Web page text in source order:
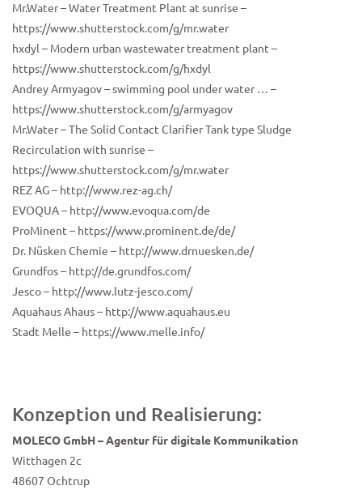
Mr.Water – Water Treatment Plant at sunrise –
https://www.shutterstock.com/g/mr.water
hxdyl – Modern urban wastewater treatment plant –
https://www.shutterstock.com/g/hxdyl
Andrey Armyagov – swimming pool under water … –
https://www.shutterstock.com/g/armyagov
Mr.Water – The Solid Contact Clarifier Tank type Sludge
Recirculation with sunrise –
https://www.shutterstock.com/g/mr.water
REZ AG – http://www.rez-ag.ch/
EVOQUA – http://www.evoqua.com/de
ProMinent – https://www.prominent.de/de/
Dr. Nüsken Chemie – http://www.drnuesken.de/
Grundfos – http://de.grundfos.com/
Jesco – http://www.lutz-jesco.com/
Aquahaus Ahaus – http://www.aquahaus.eu
Stadt Melle – https://www.melle.info/
Konzeption und Realisierung:
MOLECO GmbH – Agentur für digitale Kommunikation
Witthagen 2c
48607 Ochtrup